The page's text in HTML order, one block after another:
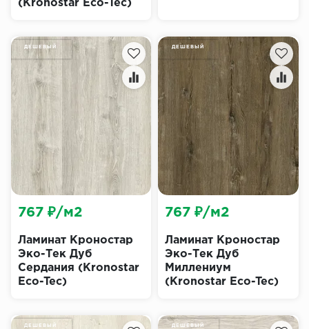
(Kronostar Eco-Tec)
ДЕШЕВЫЙ
Ламинат Кроностар
Эко-Тек Дуб
Сердания (Kronostar
Eco-Tec)
767 ₽/м2
ДЕШЕВЫЙ
Ламинат Кроностар
Эко-Тек Дуб
Миллениум
(Kronostar Eco-Tec)
767 ₽/м2
ДЕШЕВЫЙ ДЕШЕВЫЙ